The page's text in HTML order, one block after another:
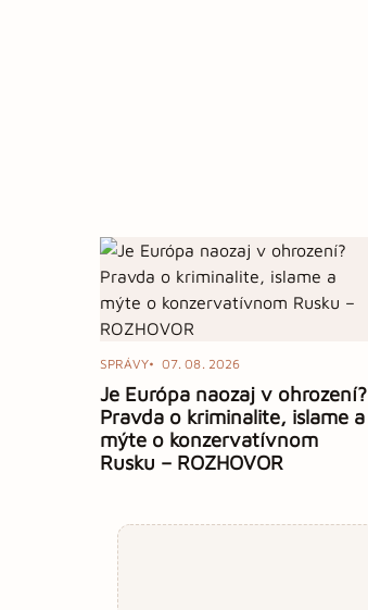
SPRÁVY 07. 08. 2026
Je Európa naozaj v ohrození?
Pravda o kriminalite, islame a
mýte o konzervatívnom
Rusku – ROZHOVOR